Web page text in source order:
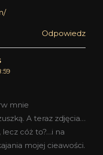
Odpowiedz
mnie
A teraz zdjęcia…
cóż to?…i na
mojej cieawości.